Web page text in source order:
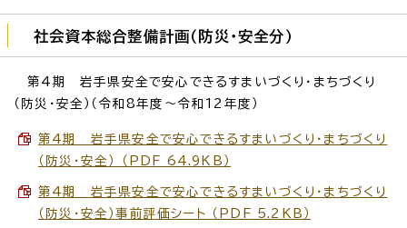
社会資本総合整備計画（防災・安全分）
第4期 岩手県安全で安心できるすまいづくり・まちづくり
（防災・安全）（令和8年度～令和12年度）
第4期 岩手県安全で安心できるすまいづくり・まちづくり
（防災・安全） （PDF 64.9KB）
第4期 岩手県安全で安心できるすまいづくり・まちづくり
（防災・安全）事前評価シート （PDF 5.2KB）